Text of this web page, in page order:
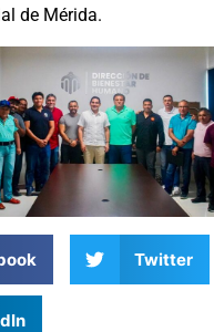
de Mérida.
Twitter